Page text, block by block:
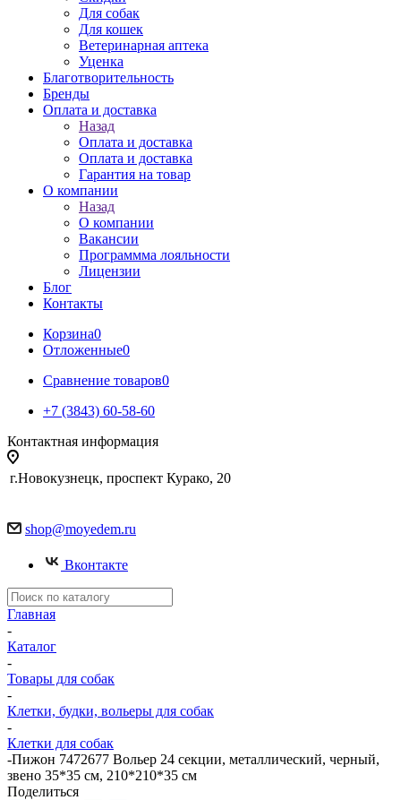
Для собак
Для кошек
Ветеринарная аптека
Уценка
Благотворительность
Бренды
Оплата и доставка
Назад
Оплата и доставка
Оплата и доставка
Гарантия на товар
О компании
Назад
О компании
Вакансии
Программма лояльности
Лицензии
Блог
Контакты
Корзина0
Отложенные0
Сравнение товаров0
+7 (3843) 60-58-60
Контактная информация
г.Новокузнецк, проспект Курако, 20
shop@moyedem.ru
Вконтакте
Главная
-
Каталог
-
Товары для собак
-
Клетки, будки, вольеры для собак
-
Клетки для собак
-Пижон 7472677 Вольер 24 секции, металлический, черный,
звено 35*35 см, 210*210*35 см
Поделиться